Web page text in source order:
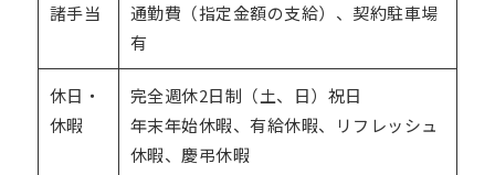
諸手当
通勤費（指定金額の支給）、契約駐車場
有
休日・
休暇
完全週休2日制（土、日）祝日
年末年始休暇、有給休暇、リフレッシュ
休暇、慶弔休暇